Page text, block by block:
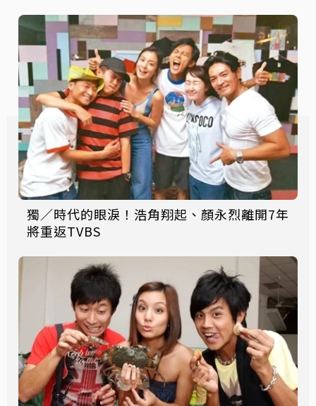
獨／時代的眼淚！浩角翔起、顏永烈離開7年
將重返TVBS